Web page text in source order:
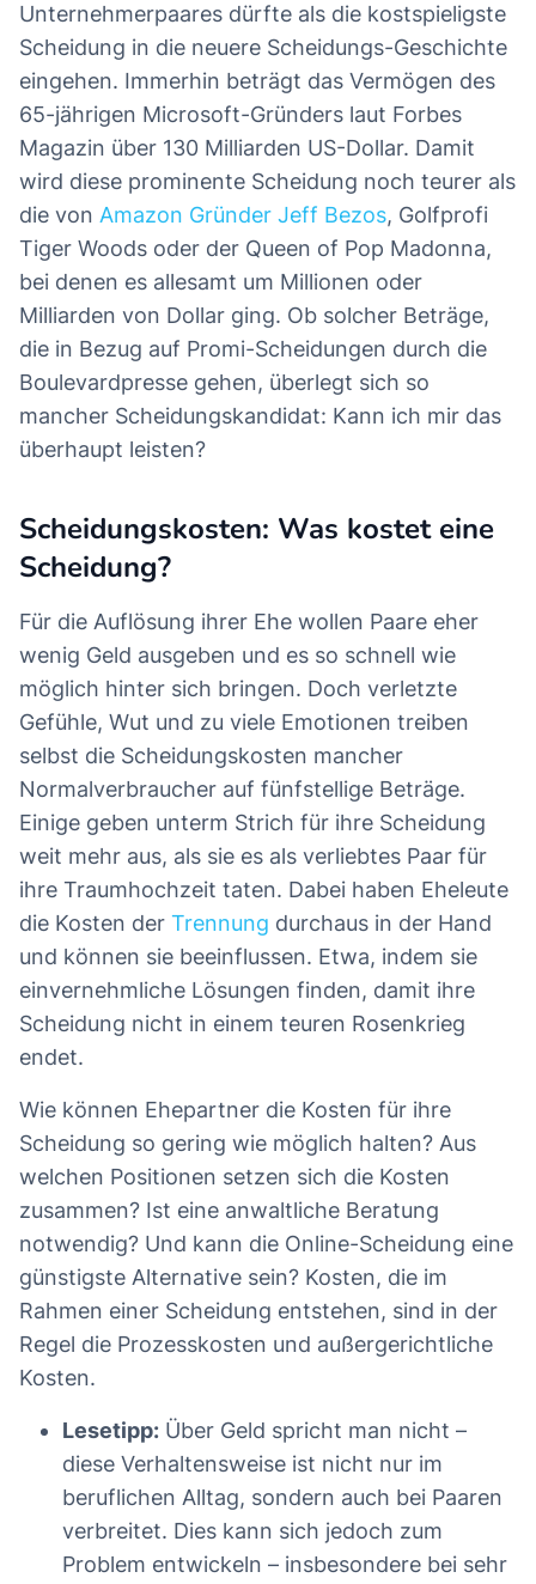
Unternehmerpaares dürfte als die kostspieligste
Scheidung in die neuere Scheidungs-Geschichte
eingehen. Immerhin beträgt das Vermögen des
65-jährigen Microsoft-Gründers laut Forbes
Magazin über 130 Milliarden US-Dollar. Damit
wird diese prominente Scheidung noch teurer als
die von Amazon Gründer Jeff Bezos, Golfprofi
Tiger Woods oder der Queen of Pop Madonna,
bei denen es allesamt um Millionen oder
Milliarden von Dollar ging. Ob solcher Beträge,
die in Bezug auf Promi-Scheidungen durch die
Boulevardpresse gehen, überlegt sich so
mancher Scheidungskandidat: Kann ich mir das
überhaupt leisten?
Scheidungskosten: Was kostet eine
Scheidung?
Für die Auflösung ihrer Ehe wollen Paare eher
wenig Geld ausgeben und es so schnell wie
möglich hinter sich bringen. Doch verletzte
Gefühle, Wut und zu viele Emotionen treiben
selbst die Scheidungskosten mancher
Normalverbraucher auf fünfstellige Beträge.
Einige geben unterm Strich für ihre Scheidung
weit mehr aus, als sie es als verliebtes Paar für
ihre Traumhochzeit taten. Dabei haben Eheleute
die Kosten der Trennung durchaus in der Hand
und können sie beeinflussen. Etwa, indem sie
einvernehmliche Lösungen finden, damit ihre
Scheidung nicht in einem teuren Rosenkrieg
endet.
Wie können Ehepartner die Kosten für ihre
Scheidung so gering wie möglich halten? Aus
welchen Positionen setzen sich die Kosten
zusammen? Ist eine anwaltliche Beratung
notwendig? Und kann die Online-Scheidung eine
günstigste Alternative sein? Kosten, die im
Rahmen einer Scheidung entstehen, sind in der
Regel die Prozesskosten und außergerichtliche
Kosten.
Lesetipp: Über Geld spricht man nicht –
diese Verhaltensweise ist nicht nur im
beruflichen Alltag, sondern auch bei Paaren
verbreitet. Dies kann sich jedoch zum
Problem entwickeln – insbesondere bei sehr